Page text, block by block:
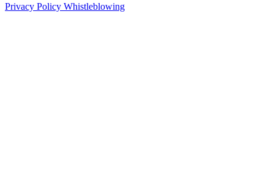
Privacy Policy Whistleblowing